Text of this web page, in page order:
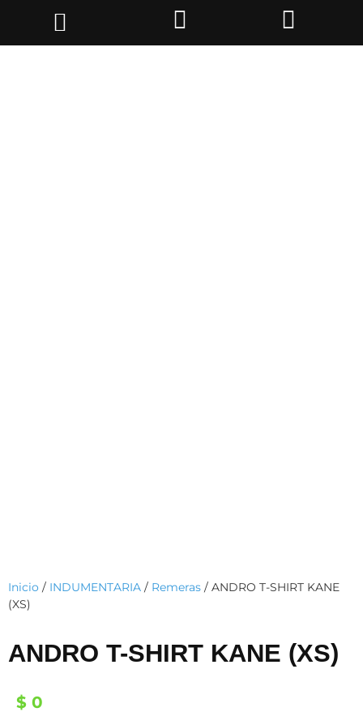
Inicio / INDUMENTARIA / Remeras / ANDRO T-SHIRT KANE
(XS)
ANDRO T-SHIRT KANE (XS)
$ 0